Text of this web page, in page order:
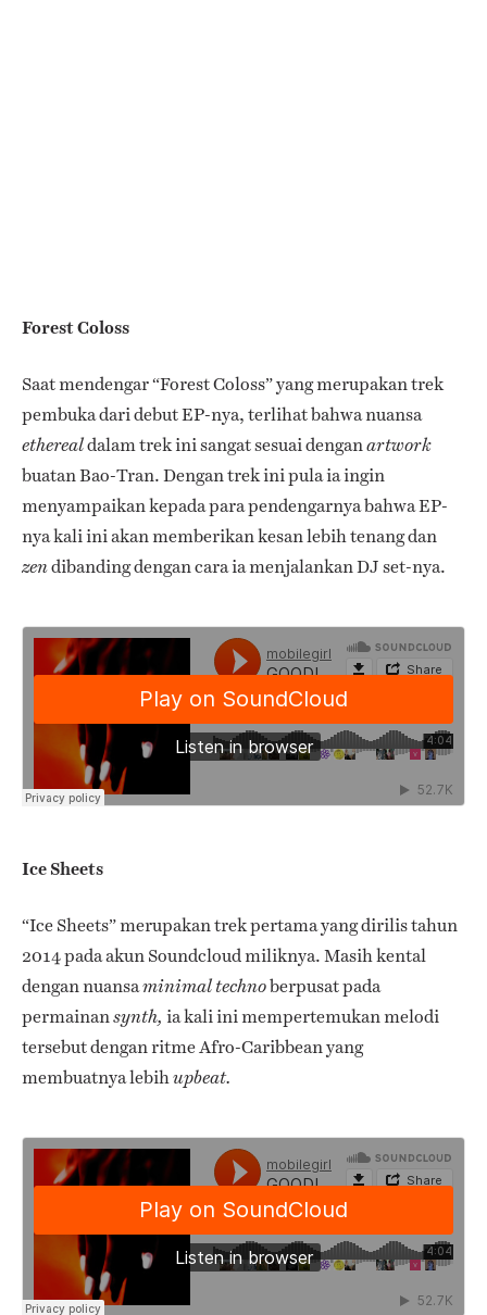
Forest Coloss
Saat mendengar “Forest Coloss” yang merupakan trek
pembuka dari debut EP-nya, terlihat bahwa nuansa
etherealdalam trek ini sangat sesuai denganartwork
buatan Bao-Tran. Dengan trek ini pula ia ingin
menyampaikan kepada para pendengarnya bahwa EP-
nya kali ini akan memberikan kesan lebih tenang dan
zendibanding dengan cara ia menjalankan DJ set-nya.
Ice Sheets
“Ice Sheets” merupakan trek pertama yang dirilis tahun
2014 pada akun Soundcloud miliknya. Masih kental
dengan nuansaminimal technoberpusat pada
permainansynth, ia kali ini mempertemukan melodi
tersebut dengan ritme Afro-Caribbean yang
membuatnya lebihupbeat.